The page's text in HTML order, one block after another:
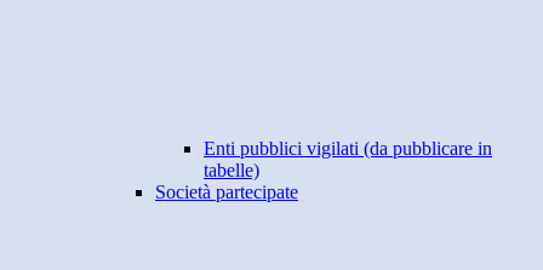
Enti pubblici vigilati (da pubblicare in
tabelle)
Società partecipate